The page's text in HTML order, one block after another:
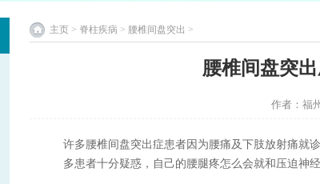
主页 > 脊柱疾病 > 腰椎间盘突出 >
腰椎间盘突
作者：福
许多腰椎间盘突出症患者因为腰痛及下肢放射痛就
多患者十分疑惑，自己的腰腿疼怎么会就和压迫神